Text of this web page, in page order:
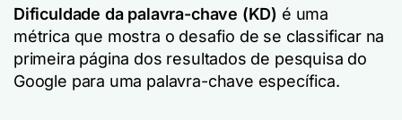
Dificuldade da palavra-chave (KD) é uma
métrica que mostra o desafio de se classificar na
primeira página dos resultados de pesquisa do
Google para uma palavra-chave específica.